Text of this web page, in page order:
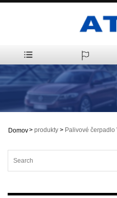
Domov> produkty > Palivové čerpadlo